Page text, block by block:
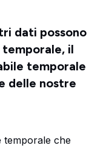
dati possono
temporale, il
temporale
delle nostre
temporale che